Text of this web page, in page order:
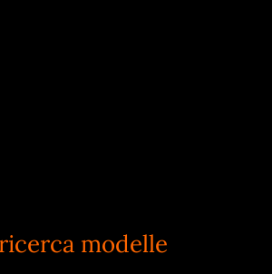
modelle